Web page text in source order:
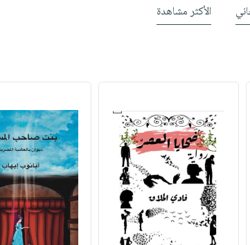
الأكثر مشاهدة